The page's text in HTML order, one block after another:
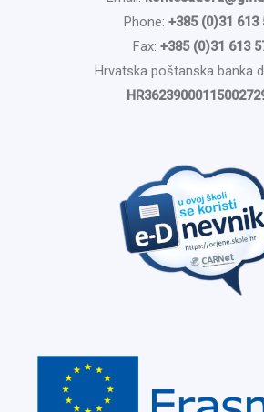
Phone: +385 (0)31 613
Fax: +385 (0)31 613
Hrvatska poštanska banka